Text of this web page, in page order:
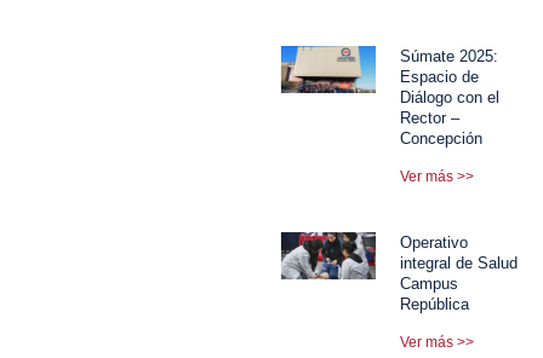
Súmate 2025:
Espacio de
Diálogo con el
Rector –
Concepción
Ver más >>
Operativo
integral de Salud
Campus
República
Ver más >>